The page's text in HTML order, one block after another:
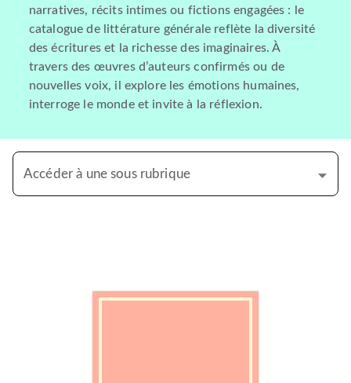
narratives, récits intimes ou fictions engagées : le
catalogue de littérature générale reflète la diversité
des écritures et la richesse des imaginaires. À
travers des œuvres d’auteurs confirmés ou de
nouvelles voix, il explore les émotions humaines,
interroge le monde et invite à la réflexion.
Accéder à une sous rubrique